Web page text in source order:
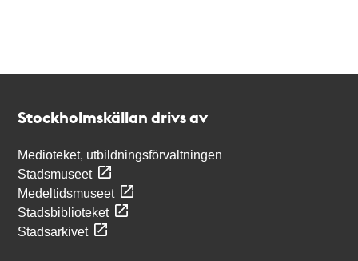
Stockholmskällan drivs av
Medioteket, utbildningsförvaltningen
Stadsmuseet
Medeltidsmuseet
Stadsbiblioteket
Stadsarkivet